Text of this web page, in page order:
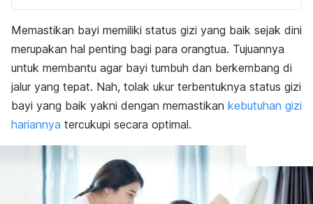
Memastikan bayi memiliki status gizi yang baik sejak dini
merupakan hal penting bagi para orangtua. Tujuannya
untuk membantu agar bayi tumbuh dan berkembang di
jalur yang tepat. Nah, tolak ukur terbentuknya status gizi
bayi yang baik yakni dengan memastikan kebutuhan gizi
hariannya tercukupi secara optimal.